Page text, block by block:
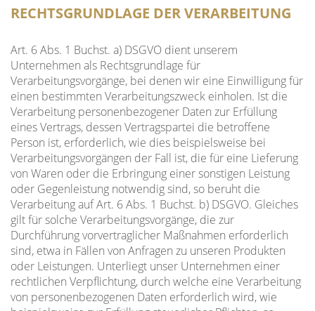
RECHTSGRUNDLAGE DER VERARBEITUNG
Art. 6 Abs. 1 Buchst. a) DSGVO dient unserem
Unternehmen als Rechtsgrundlage für
Verarbeitungsvorgänge, bei denen wir eine Einwilligung für
einen bestimmten Verarbeitungszweck einholen. Ist die
Verarbeitung personenbezogener Daten zur Erfüllung
eines Vertrags, dessen Vertragspartei die betroffene
Person ist, erforderlich, wie dies beispielsweise bei
Verarbeitungsvorgängen der Fall ist, die für eine Lieferung
von Waren oder die Erbringung einer sonstigen Leistung
oder Gegenleistung notwendig sind, so beruht die
Verarbeitung auf Art. 6 Abs. 1 Buchst. b) DSGVO. Gleiches
gilt für solche Verarbeitungsvorgänge, die zur
Durchführung vorvertraglicher Maßnahmen erforderlich
sind, etwa in Fällen von Anfragen zu unseren Produkten
oder Leistungen. Unterliegt unser Unternehmen einer
rechtlichen Verpflichtung, durch welche eine Verarbeitung
von personenbezogenen Daten erforderlich wird, wie